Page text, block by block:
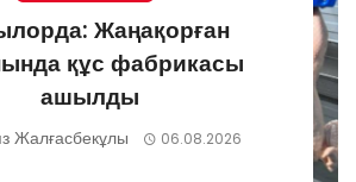
Жаңақорған
құс фабрикасы
ашылды
Жалғасбекұлы 06.08.2026